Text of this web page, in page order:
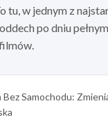
tu, w jednym z
po dniu
Samochodu: